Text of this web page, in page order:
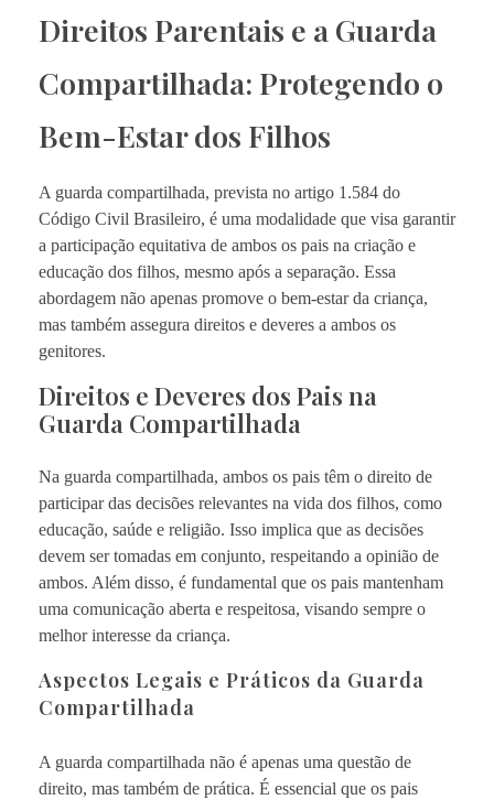
Direitos Parentais e a Guarda
Compartilhada: Protegendo o
Bem-Estar dos Filhos
A guarda compartilhada, prevista no artigo 1.584 do
Código Civil Brasileiro, é uma modalidade que visa garantir
a participação equitativa de ambos os pais na criação e
educação dos filhos, mesmo após a separação. Essa
abordagem não apenas promove o bem-estar da criança,
mas também assegura direitos e deveres a ambos os
genitores.
Direitos e Deveres dos Pais na
Guarda Compartilhada
Na guarda compartilhada, ambos os pais têm o direito de
participar das decisões relevantes na vida dos filhos, como
educação, saúde e religião. Isso implica que as decisões
devem ser tomadas em conjunto, respeitando a opinião de
ambos. Além disso, é fundamental que os pais mantenham
uma comunicação aberta e respeitosa, visando sempre o
melhor interesse da criança.
Aspectos Legais e Práticos da Guarda
Compartilhada
A guarda compartilhada não é apenas uma questão de
direito, mas também de prática. É essencial que os pais